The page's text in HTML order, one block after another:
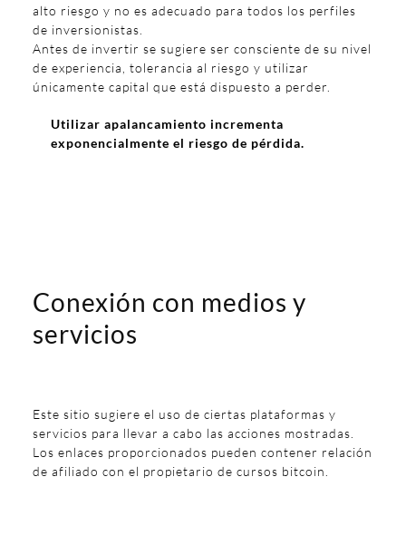
alto riesgo y no es adecuado para todos los perfiles
de inversionistas.
Antes de invertir se sugiere ser consciente de su nivel
de experiencia, tolerancia al riesgo y utilizar
únicamente capital que está dispuesto a perder.
Utilizar apalancamiento incrementa
exponencialmente el riesgo de pérdida.
Conexión con medios y
servicios
Este sitio sugiere el uso de ciertas plataformas y
servicios para llevar a cabo las acciones mostradas.
Los enlaces proporcionados pueden contener relación
de afiliado con el propietario de cursos bitcoin.